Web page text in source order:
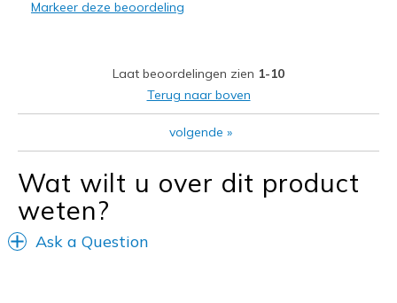
Beste toepassingen
Casual Wear
Going Out
Width
Feels true to width
Sizing
View On Shoes
Shoes are for Wearing
Markeer deze beoordeling
Laat beoordelingen zien 1-10
Terug naar boven
volgende »
Wat wilt u over dit product
weten?
Ask a Question